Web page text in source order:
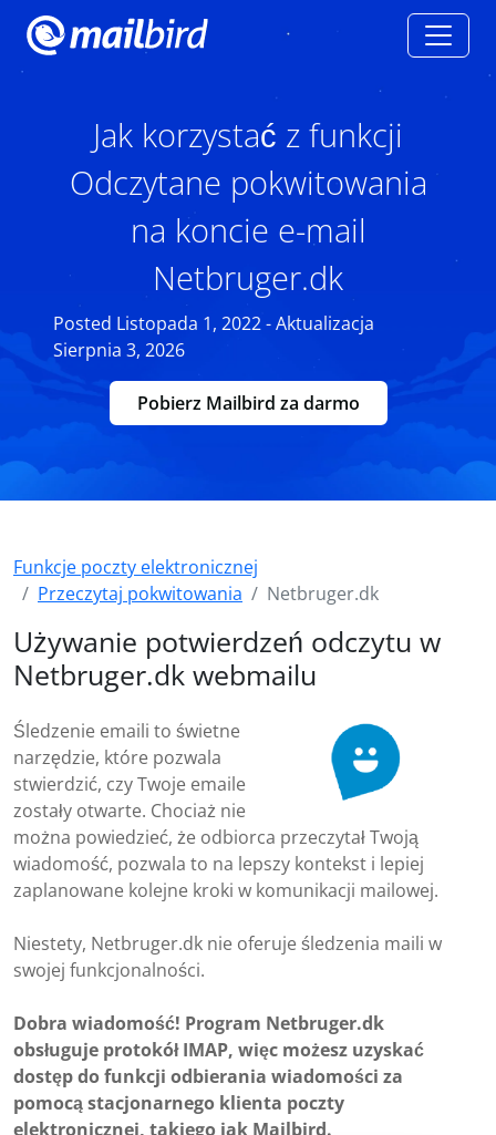
Jak korzystać z funkcji
Odczytane pokwitowania
na koncie e-mail
Netbruger.dk
Posted Listopada 1, 2022 - Aktualizacja
Sierpnia 3, 2026
Pobierz Mailbird za darmo
Funkcje poczty elektronicznej
Przeczytaj pokwitowania
Netbruger.dk
Używanie potwierdzeń odczytu w
Netbruger.dk webmailu
Śledzenie emaili to świetne
narzędzie, które pozwala
stwierdzić, czy Twoje emaile
zostały otwarte. Chociaż nie
można powiedzieć, że odbiorca przeczytał Twoją
wiadomość, pozwala to na lepszy kontekst i lepiej
zaplanowane kolejne kroki w komunikacji mailowej.
Niestety, Netbruger.dk nie oferuje śledzenia maili w
swojej funkcjonalności.
Dobra wiadomość! Program Netbruger.dk
obsługuje protokół IMAP, więc możesz uzyskać
dostęp do funkcji odbierania wiadomości za
pomocą stacjonarnego klienta poczty
elektronicznej, takiego jak Mailbird.